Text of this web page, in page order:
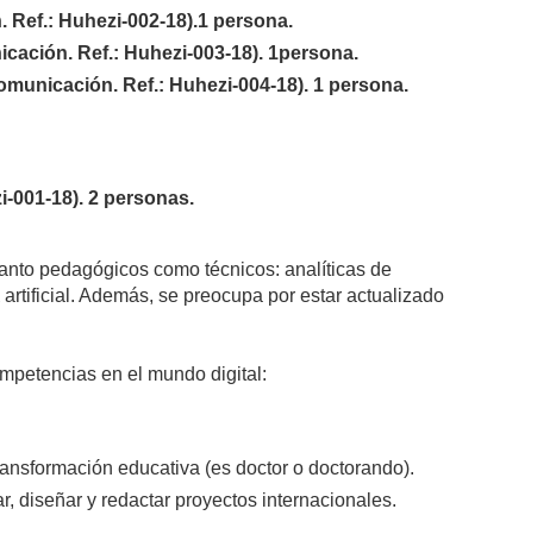
Huhezi-002-18).1 persona.
Ref.: Huhezi-003-18). 1persona.
Ref.: Huhezi-004-18). 1 persona.
001-18). 2 personas.
pedagógicos como técnicos: analíticas de
Además, se preocupa por estar actualizado
en el mundo digital:
educativa (es doctor o doctorando).
diseñar y redactar proyectos internacionales.